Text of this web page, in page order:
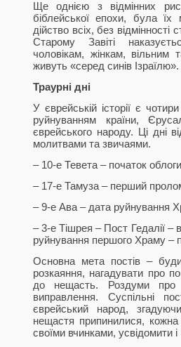
Ще однією з відмінних
біблейської епохи, була їх
дійство всіх, без відмінності
Старому Завіті
чоловікам, жінкам,
живуть «серед синів Ізраїлю».
Траурні дні
У єврейській історії є
руйнуванням країни,
єврейського народу. Ці дні
молитвами та звичаями.
– 10-е Тевета – початок
– 17-е Тамуза – перший
– 9-е Ава – дата руйнування
– 3-е Тішрея – Пост Гедалії –
руйнування першого Храму –
Основна мета постів –
розкаяння, нагадувати про
до нещасть. Роздуми
виправлення. Суспільні
єврейський народ,
нещастя припинилися,
своїми вчинками, усвідомити